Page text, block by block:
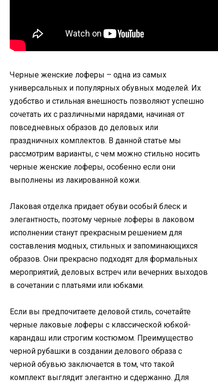
Черные женские лоферы – одна из самых
универсальных и популярных обувных моделей. Их
удобство и стильная внешность позволяют успешно
сочетать их с различными нарядами, начиная от
повседневных образов до деловых или
праздничных комплектов. В данной статье мы
рассмотрим варианты, с чем можно стильно носить
черные женские лоферы, особенно если они
выполнены из лакированной кожи.
Лаковая отделка придает обуви особый блеск и
элегантность, поэтому черные лоферы в лаковом
исполнении станут прекрасным решением для
составления модных, стильных и запоминающихся
образов. Они прекрасно подходят для формальных
мероприятий, деловых встреч или вечерних выходов
в сочетании с платьями или юбками.
Если вы предпочитаете деловой стиль, сочетайте
черные лаковые лоферы с классической юбкой-
карандаш или строгим костюмом. Преимущество
черной рубашки в создании делового образа с
черной обувью заключается в том, что такой
комплект выглядит элегантно и сдержанно. Для